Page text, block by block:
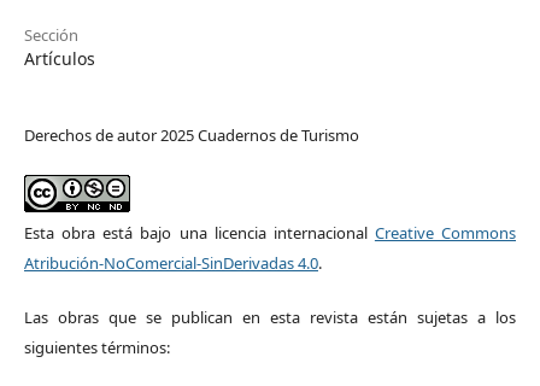
Sección
Artículos
Derechos de autor 2025 Cuadernos de Turismo
Esta obra está bajo una licencia internacional Creative Commons
Atribución-NoComercial-SinDerivadas 4.0.
Las obras que se publican en esta revista están sujetas a los
siguientes términos: